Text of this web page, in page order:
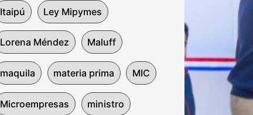
Itaipú Ley Mipymes
Lorena Méndez Maluff
maquila materia prima MIC
Microempresas ministro